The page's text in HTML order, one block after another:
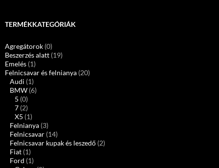
TERMÉKKATEGÓRIÁK
Agregátorok (0)
Beszerzés alatt (19)
Emelés (1)
Felnicsavar és felnianya (20)
Audi (1)
BMW (6)
5 (0)
7 (2)
X5 (1)
Felnianya (3)
Felnicsavar (14)
Felnicsavar kupak és leszedő (2)
Fiat (1)
Ford (1)